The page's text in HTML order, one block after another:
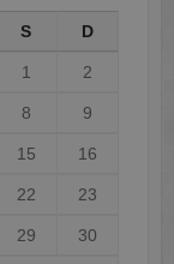
S D
1 2
8 9
15 16
22 23
29 30